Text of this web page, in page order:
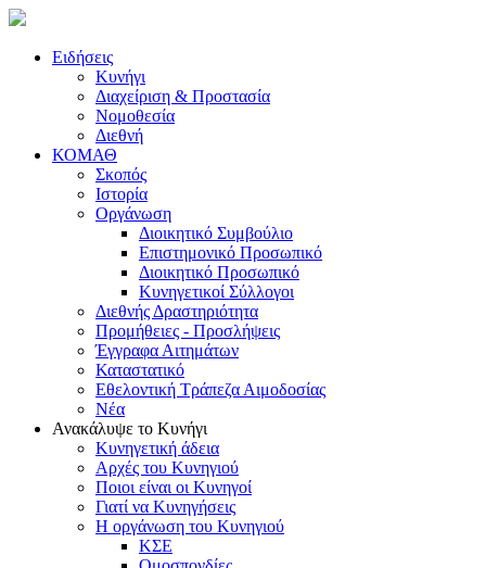
Ειδήσεις
Κυνήγι
Διαχείριση & Προστασία
Νομοθεσία
Διεθνή
ΚΟΜΑΘ
Σκοπός
Ιστορία
Οργάνωση
Διοικητικό Συμβούλιο
Επιστημονικό Προσωπικό
Διοικητικό Προσωπικό
Κυνηγετικοί Σύλλογοι
Διεθνής Δραστηριότητα
Προμήθειες - Προσλήψεις
Έγγραφα Αιτημάτων
Καταστατικό
Εθελοντική Τράπεζα Αιμοδοσίας
Νέα
Ανακάλυψε το Κυνήγι
Κυνηγετική άδεια
Αρχές του Κυνηγιού
Ποιοι είναι οι Κυνηγοί
Γιατί να Κυνηγήσεις
Η οργάνωση του Κυνηγιού
ΚΣΕ